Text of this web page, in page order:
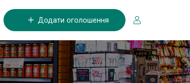
Додати оголошення